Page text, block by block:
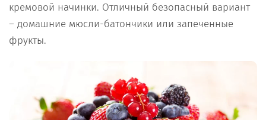
кремовой начинки. Отличный безопасный вариант
– домашние мюсли-батончики или запеченные
фрукты.